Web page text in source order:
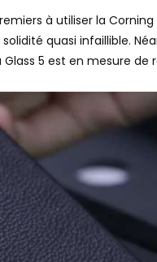
à utiliser la
quasi infaillible.
5 est en mesure